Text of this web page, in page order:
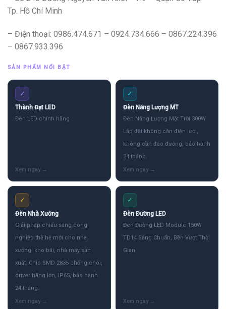
Tp. Hồ Chí Minh
– Điện thoại: 0986.474.671 – 0924.734.666 – 0867.224.396
– 0867.933.396
SẢN PHẨM NỔI BẬT
✓
Thành Đạt LED
Đèn LED chính hãng
✓
Đèn Năng Lượng MT
Đèn Năng Lượng Mặt Trời 300W
Lắp đặt không cần điện lưới,
không cần đào đường, bảo hành
24 tháng.
✓
Đèn Nhà Xưởng
Giải pháp chiếu sáng công
nghiệp thế hệ mới cho nhà
xưởng, kho bãi, nhà máy sản
xuất. Chip SMD 2835 chống chói,
driver hãng lớn, IP65, bảo hành
24 tháng.
✓
Đèn Đường LED
Đèn Đường LED Module 150W
TD14 Sáng Chuẩn, Bền Vượt Thời
Gian